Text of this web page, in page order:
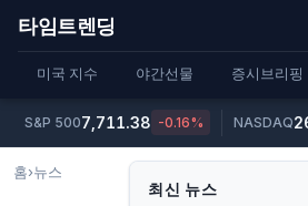
타임트렌딩
미국 지수 야간선물 증시브리핑
S&P 5007,711.38 -0.16% NASDAQ
홈›뉴스
최신 뉴스